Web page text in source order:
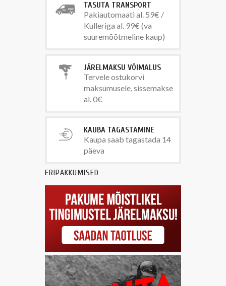
TASUTA TRANSPORT
Pakiautomaati al. 59€ /
Kulleriga al. 99€ (va
suuremõõtmeline kaup)
JÄRELMAKSU VÕIMALUS
Tervele ostukorvi
maksumusele, sissemakse
al. 0€
KAUBA TAGASTAMINE
Kaupa saab tagastada 14
päeva
ERIPAKKUMISED